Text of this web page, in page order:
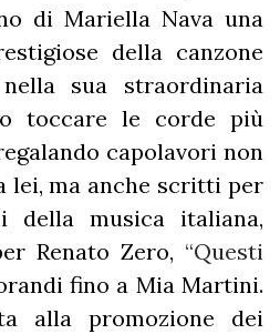
di Mariella Nava una
della canzone
sua straordinaria
toccare le corde più
capolavori non
lei, ma anche scritti per
musica italiana,
Renato Zero, “Questi
fino a Mia Martini.
alla promozione dei